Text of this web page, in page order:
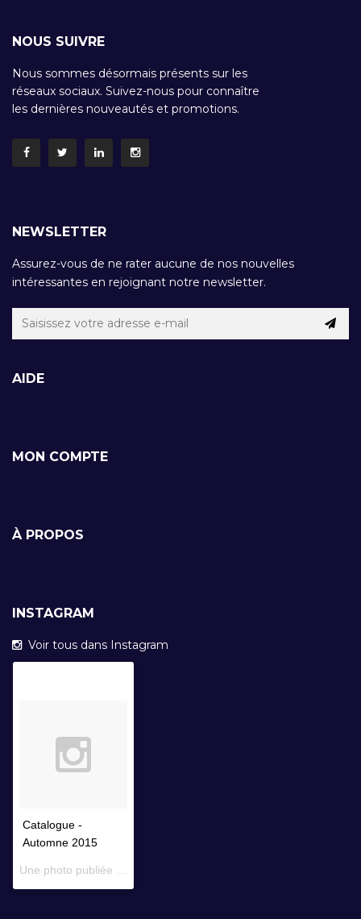
NOUS SUIVRE
Nous sommes désormais présents sur les
réseaux sociaux. Suivez-nous pour connaître
les dernières nouveautés et promotions.
NEWSLETTER
Assurez-vous de ne rater aucune de nos nouvelles
intéressantes en rejoignant notre newsletter.
AIDE
MON COMPTE
À PROPOS
INSTAGRAM
Voir tous dans Instagram
Catalogue -
Automne 2015